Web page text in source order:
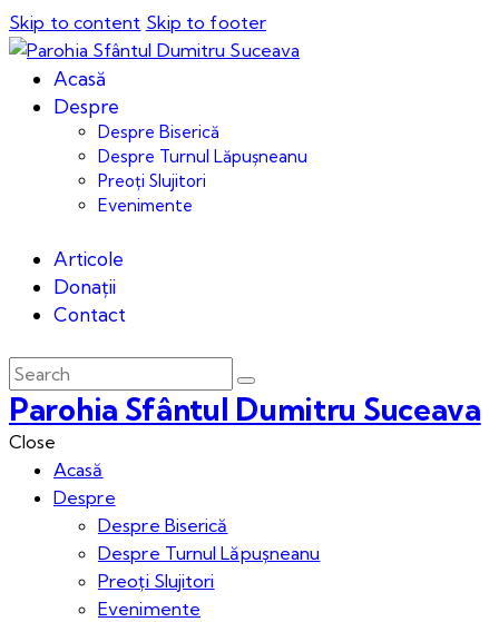
Skip to content Skip to footer
Acasă
Despre
Despre Biserică
Despre Turnul Lăpușneanu
Preoți Slujitori
Evenimente
Articole
Donații
Contact
Parohia Sfântul Dumitru Suceava
Close
Acasă
Despre
Despre Biserică
Despre Turnul Lăpușneanu
Preoți Slujitori
Evenimente